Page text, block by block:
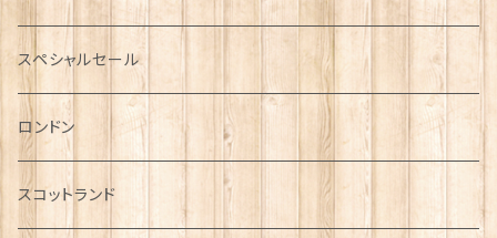
ミニカー
チャーム
犬グッズ
スペシャルセール
ロンドン
スコットランド